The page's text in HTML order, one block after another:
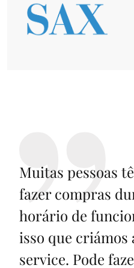
Muitas pessoas
fazer compras
horário de
isso que criámos
service. Pode